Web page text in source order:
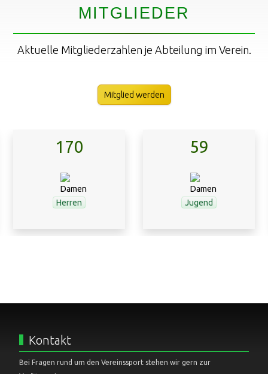
MITGLIEDER
Aktuelle Mitgliederzahlen je Abteilung im Verein.
Mitglied werden
170
Herren
59
Jugend
Kontakt
Bei Fragen rund um den Vereinssport stehen wir gern zur